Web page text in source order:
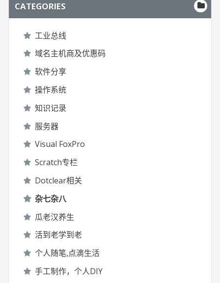
CATEGORIES
工业总线
域名主机商及优惠码
软件分享
操作系统
知识记录
服务器
Visual FoxPro
Scratch专栏
Dotclear相关
杂七杂八
瓜老汉养生
活到老学到老
个人随笔,点滴生活
手工制作，个人DIY